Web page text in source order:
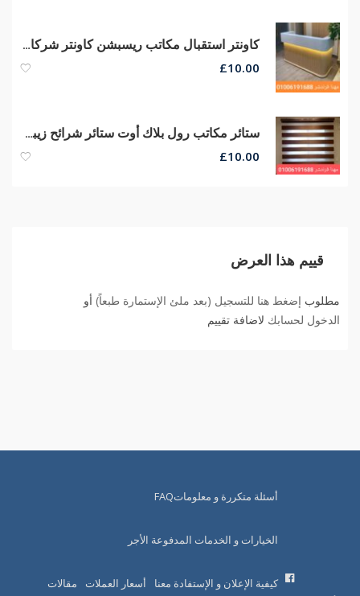
كاونتر استقبال مكاتب ريسبشن كاونتر شركات مكاتب مودرن
£10.00
ستائر مكاتب رول بلاك أوت ستائر شرائح زيبرا ستائر معدنى
£10.00
قييم هذا العرض
مطلوب إضغط هنا للتسجيل (بعد ملئ الإستمارة طبعاً) أو
الدخول لحسابك لاضافة تقييم
أسئلة متكررة و معلوماتFAQ
الخيارات و الخدمات المدفوعة الأجر
كيفية الإعلان و الإستفادة معنا أسعار العملات مقالات